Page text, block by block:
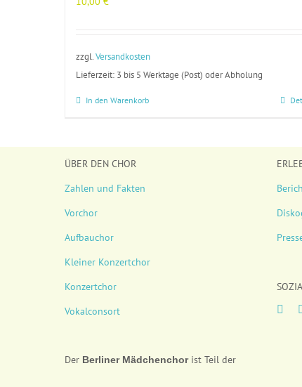
zzgl.Versandkosten
Lieferzeit: 3 bis 5 Werktage (Post) oder Abholung
In den Warenkorb
ÜBER DEN CHOR
Zahlen und Fakten
Vorchor
Aufbauchor
Kleiner Konzertchor
Konzertchor
Vokalconsort
Der Berliner Mädchenchorist Teil der